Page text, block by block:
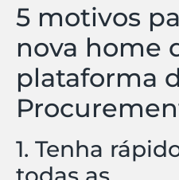
5 motivos
nova home
plataforma
1. Tenha